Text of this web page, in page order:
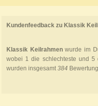
Kundenfeedback zu Klassik
Klassik Keilrahmenwurde im
wobei 1 die schlechteste und5
wurden insgesamt384